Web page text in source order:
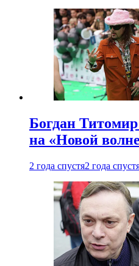
Богдан
на «Новой
2 года спустя2 года